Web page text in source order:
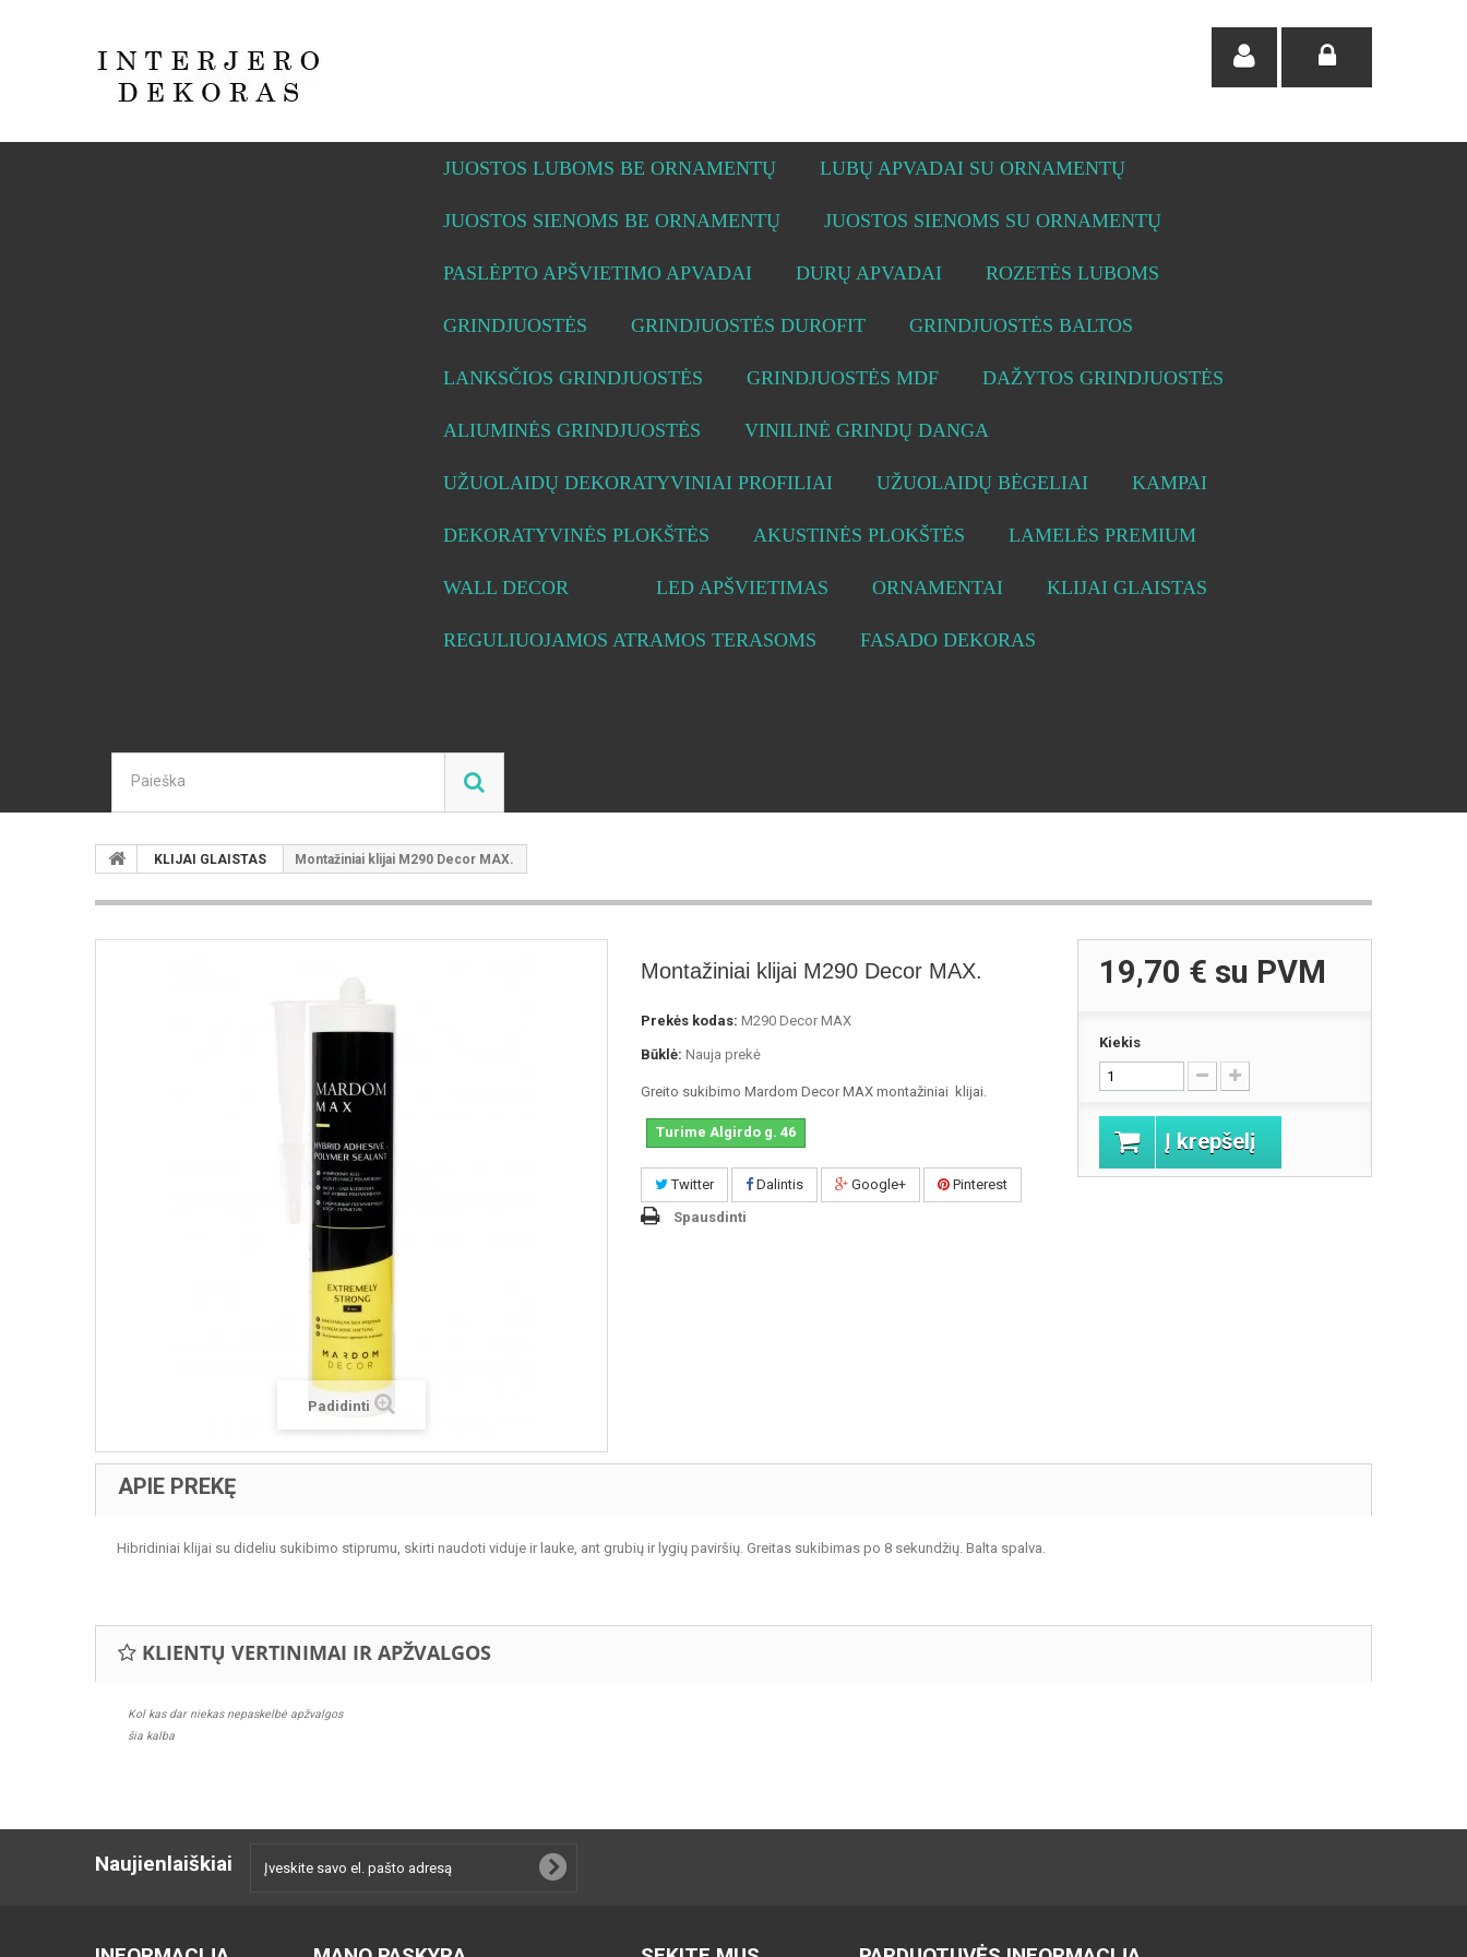
JUOSTOS LUBOMS BE ORNAMENTŲ LUBŲ APVADAI SU ORNAMENTŲ
JUOSTOS SIENOMS BE ORNAMENTŲ JUOSTOS SIENOMS SU ORNAMENTŲ
PASLĖPTO APŠVIETIMO APVADAI DURŲ APVADAI ROZETĖS LUBOMS
GRINDJUOSTĖS GRINDJUOSTĖS DUROFIT GRINDJUOSTĖS BALTOS
LANKSČIOS GRINDJUOSTĖS GRINDJUOSTĖS MDF DAŽYTOS GRINDJUOSTĖS
ALIUMINĖS GRINDJUOSTĖS VINILINĖ GRINDŲ DANGA
UŽUOLAIDŲ DEKORATYVINIAI PROFILIAI UŽUOLAIDŲ BĖGELIAI KAMPAI
DEKORATYVINĖS PLOKŠTĖS AKUSTINĖS PLOKŠTĖS LAMELĖS PREMIUM
WALL DECOR LED APŠVIETIMAS ORNAMENTAI KLIJAI GLAISTAS
REGULIUOJAMOS ATRAMOS TERASOMS FASADO DEKORAS
KLIJAI GLAISTAS Montažiniai klijai M290 Decor MAX.
Padidinti
Montažiniai klijai M290 Decor MAX.
Prekės kodas: M290 Decor MAX
Būklė: Nauja prekė
Greito sukibimo Mardom Decor MAX montažiniai klijai.
Turime Algirdo g. 46
Twitter Dalintis Google+
Pinterest
Spausdinti
19,70 € su PVM
Kiekis
Į krepšelį
APIE PREKĘ
Hibridiniai klijai su dideliu sukibimo stiprumu, skirti naudoti viduje ir lauke, ant grubių ir lygių paviršių. Greitas sukibimas po 8 sekundžių. Balta spalva.
KLIENTŲ VERTINIMAI IR APŽVALGOS
Kol kas dar niekas nepaskelbė apžvalgos
šia kalba
Naujienlaiškiai